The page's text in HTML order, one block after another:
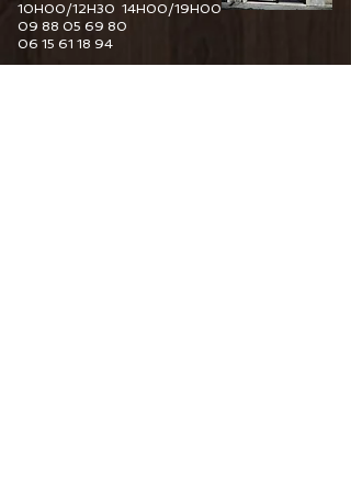
10H00/12H30 14H00/19H00
09 88 05 69 80
06 15 61 18 94